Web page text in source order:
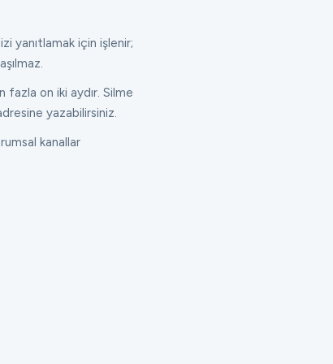
yanıtlamak için işlenir;
fazla on iki aydır. Silme
yazabilirsiniz.
kanallar